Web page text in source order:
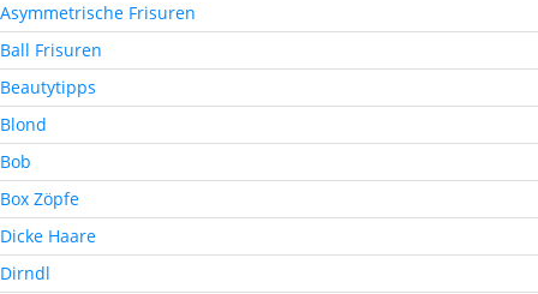
Asymmetrische Frisuren
Ball Frisuren
Beautytipps
Blond
Bob
Box Zöpfe
Dicke Haare
Dirndl